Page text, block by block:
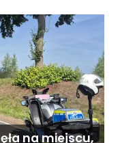
cena
opieki oraz
potrzeb
Zadzwoń: 726
na miejscu,